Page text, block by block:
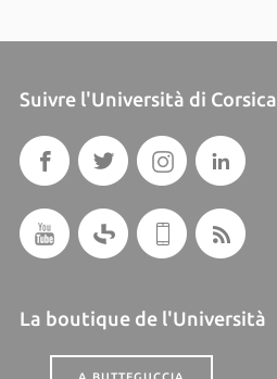
Suivre l'Università di Corsica
La boutique de l'Università